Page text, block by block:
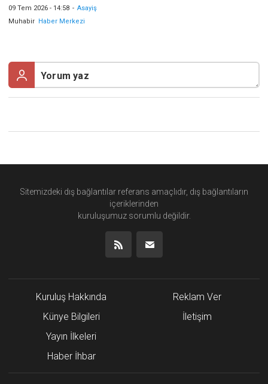
09 Tem 2026 - 14:58 - Asayiş
Muhabir
Haber Merkezi
Sitemizdeki dış bağlantılar referans amaçlıdır, dış bağlantıların
içeriklerinden
kuruluşumuz sorumlu değildir.
Kuruluş Hakkında
Künye Bilgileri
Yayın İlkeleri
Haber İhbar
Reklam Ver
İletişim